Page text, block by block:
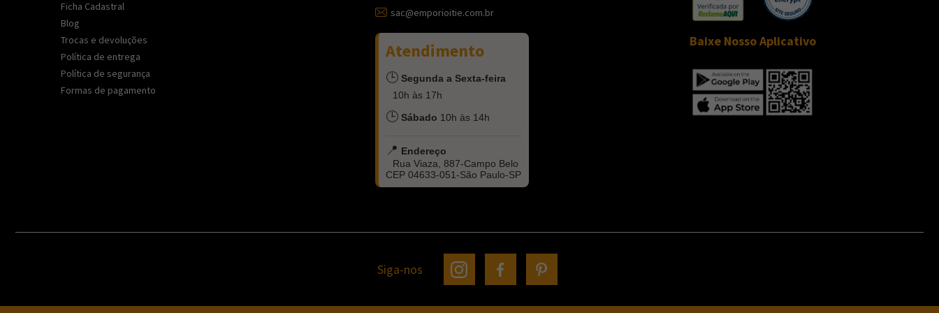
Ficha Cadastral
Blog
Trocas e devoluções
Política de entrega
Política de segurança
Formas de pagamento
sac@emporioitie.com.br
Atendimento
🕒 Segunda a Sexta-feira
10h às 17h
🕒 Sábado 10h às 14h
📍 Endereço
Rua Viaza, 887-Campo Belo
CEP 04633-051-São Paulo-SP
Baixe Nosso Aplicativo
Siga-nos